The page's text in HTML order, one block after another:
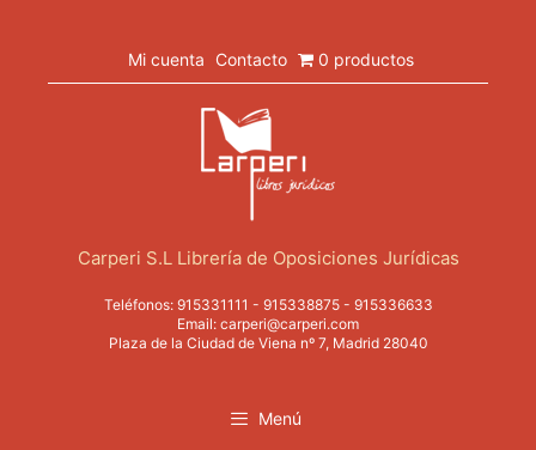
Mi cuenta Contacto 0 productos
Carperi S.L Librería de Oposiciones Jurídicas
Teléfonos: 915331111 - 915338875- 915336633
Email: carperi@carperi.com
Plaza de la Ciudad de Viena nº 7, Madrid 28040
Menú